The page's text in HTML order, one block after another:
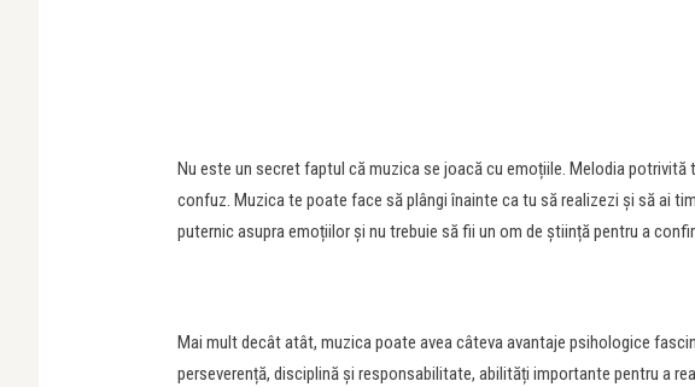
Nu este un secret faptul că muzica se joacă cu emoțiile. Melodia
confuz. Muzica te poate face să plângi înainte ca tu să realizezi și să ai
puternic asupra emoțiilor și nu trebuie să fii un om de știință pentru a
Mai mult decât atât, muzica poate avea câteva avantaje psihologice
perseverență, disciplină și responsabilitate, abilități importante pentru a